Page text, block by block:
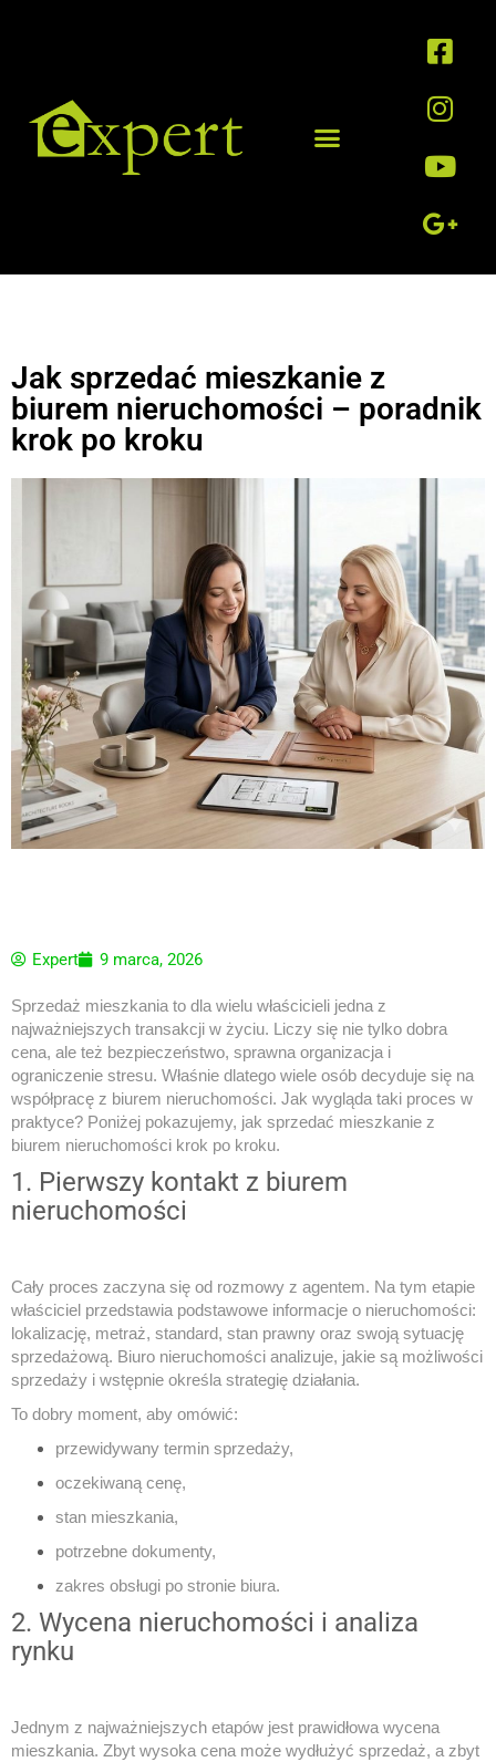
Jak sprzedać mieszkanie z
biurem nieruchomości – poradnik
krok po kroku
Expert 9 marca, 2026
Sprzedaż mieszkania to dla wielu właścicieli jedna z
najważniejszych transakcji w życiu. Liczy się nie tylko dobra
cena, ale też bezpieczeństwo, sprawna organizacja i
ograniczenie stresu. Właśnie dlatego wiele osób decyduje się na
współpracę z biurem nieruchomości. Jak wygląda taki proces w
praktyce? Poniżej pokazujemy, jak sprzedać mieszkanie z
biurem nieruchomości krok po kroku.
1. Pierwszy kontakt z biurem
nieruchomości
Cały proces zaczyna się od rozmowy z agentem. Na tym etapie
właściciel przedstawia podstawowe informacje o nieruchomości:
lokalizację, metraż, standard, stan prawny oraz swoją sytuację
sprzedażową. Biuro nieruchomości analizuje, jakie są możliwości
sprzedaży i wstępnie określa strategię działania.
To dobry moment, aby omówić:
przewidywany termin sprzedaży,
oczekiwaną cenę,
stan mieszkania,
potrzebne dokumenty,
zakres obsługi po stronie biura.
2. Wycena nieruchomości i analiza
rynku
Jednym z najważniejszych etapów jest prawidłowa wycena
mieszkania. Zbyt wysoka cena może wydłużyć sprzedaż, a zbyt